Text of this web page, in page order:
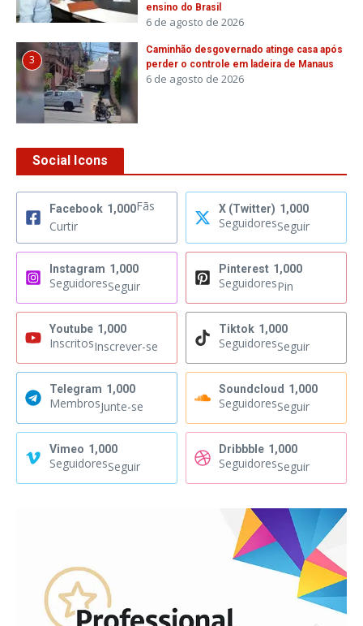
ensino do Brasil
6 de agosto de 2026
3
Caminhão desgovernado atinge casa após
perder o controle em ladeira de Manaus
6 de agosto de 2026
Social Icons
Facebook 1,000Fãs
Curtir
X (Twitter) 1,000
SeguidoresSeguir
Instagram 1,000
SeguidoresSeguir
Pinterest 1,000
SeguidoresPin
Youtube 1,000
InscritosInscrever-se
Tiktok 1,000
SeguidoresSeguir
Telegram 1,000
MembrosJunte-se
Soundcloud 1,000
SeguidoresSeguir
Vimeo 1,000
SeguidoresSeguir
Dribbble 1,000
SeguidoresSeguir